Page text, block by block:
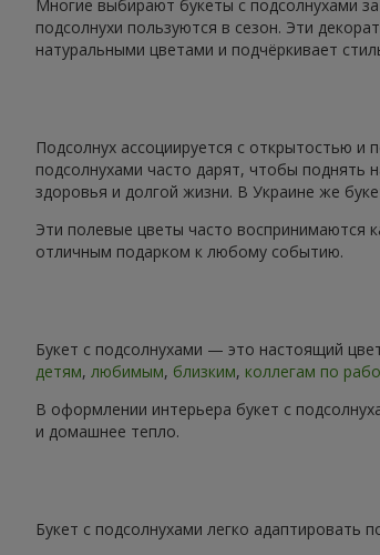
Многие выбирают букеты с подсолнухами
подсолнухи пользуются в сезон. Эти
натуральными цветами и подчёркивает
Подсолнух ассоциируется с открытостью
подсолнухами часто дарят, чтобы поднять
здоровья и долгой жизни. В Украине же
Эти полевые цветы часто воспринимаются
отличным подарком к любому событию.
Букет с подсолнухами — это настоящий
детям, любимым, близким, коллегам по
В оформлении интерьера букет с
и домашнее тепло.
Букет с подсолнухами легко